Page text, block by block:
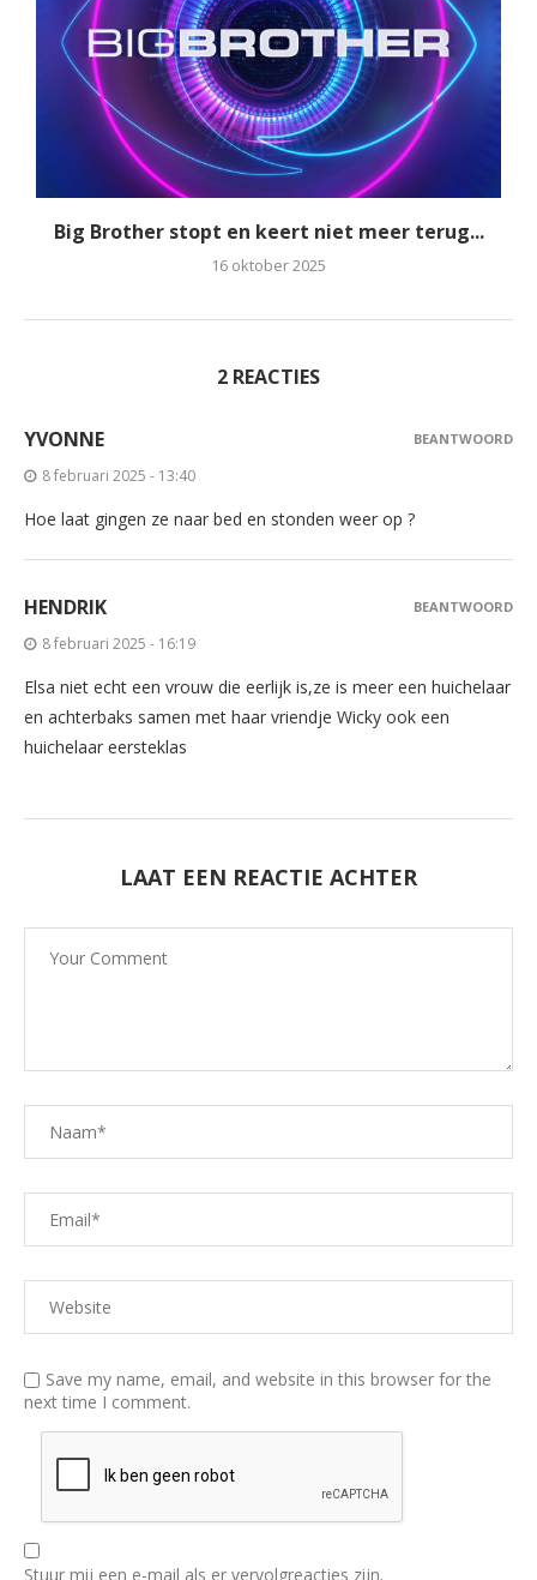
Big Brother stopt en keert niet meer terug...
16 oktober 2025
2 REACTIES
YVONNE
8 februari 2025 - 13:40
Hoe laat gingen ze naar bed en stonden weer op ?
BEANTWOORD
HENDRIK
8 februari 2025 - 16:19
Elsa niet echt een vrouw die eerlijk is,ze is meer een huichelaar
en achterbaks samen met haar vriendje Wicky ook een
huichelaar eersteklas
BEANTWOORD
LAAT EEN REACTIE ACHTER
Save my name, email, and website in this browser for the
next time I comment.
Stuur mij een e-mail als er vervolgreacties zijn.